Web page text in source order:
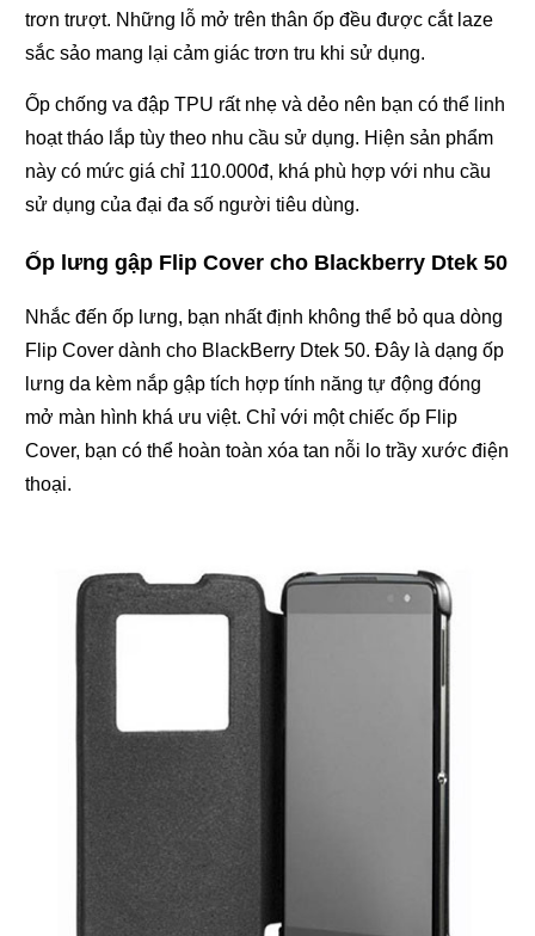
trơn trượt. Những lỗ mở trên thân ốp đều được cắt laze
sắc sảo mang lại cảm giác trơn tru khi sử dụng.
Ốp chống va đập TPU rất nhẹ và dẻo nên bạn có thể linh
hoạt tháo lắp tùy theo nhu cầu sử dụng. Hiện sản phẩm
này có mức giá chỉ 110.000đ, khá phù hợp với nhu cầu
sử dụng của đại đa số người tiêu dùng.
Ốp lưng gập Flip Cover cho Blackberry Dtek 50
Nhắc đến ốp lưng, bạn nhất định không thể bỏ qua dòng
Flip Cover dành cho BlackBerry Dtek 50. Đây là dạng ốp
lưng da kèm nắp gập tích hợp tính năng tự động đóng
mở màn hình khá ưu việt. Chỉ với một chiếc ốp Flip
Cover, bạn có thể hoàn toàn xóa tan nỗi lo trầy xước điện
thoại.